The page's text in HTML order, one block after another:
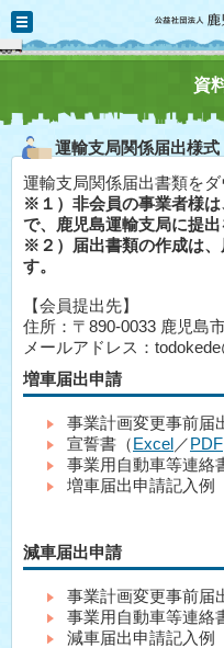
資
運輸支局関係届出様式
運輸支局関係届出書類をダ
※１）非会員の事業者様
で、鹿児島運輸支局に提出
※２）届出書類の作成は、
す。
【会員提出先】
住所：〒890-0033 鹿児島
メールアドレス：
増車届出申請
事業計画変更事前届
宣誓書（Excel／PDF
事業用自動車等連絡
増車届出申請記入例
減車届出申請
事業計画変更事前届
事業用自動車等連絡
減車届出申請記入例